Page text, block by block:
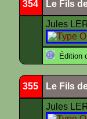
354 Le Fils
Jules
Édition
355 Le Fils
Jules